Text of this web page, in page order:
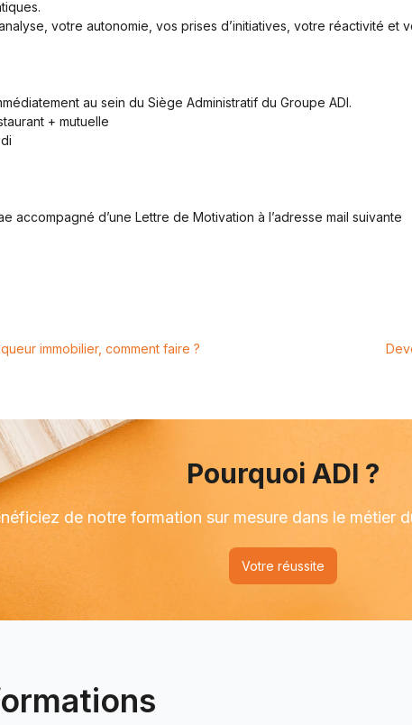
votre autonomie, vos prises d’initiatives, votre réactivité et
au sein du Siège Administratif du Groupe ADI.
+ mutuelle
accompagné d’une Lettre de Motivation à l’adresse mail suivante
immobilier, comment faire ?
Pourquoi ADI ?
de notre formation sur mesure dans le métier
Votre réussite